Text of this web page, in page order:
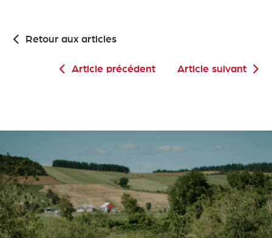
Retour aux articles
Article précédent Article suivant